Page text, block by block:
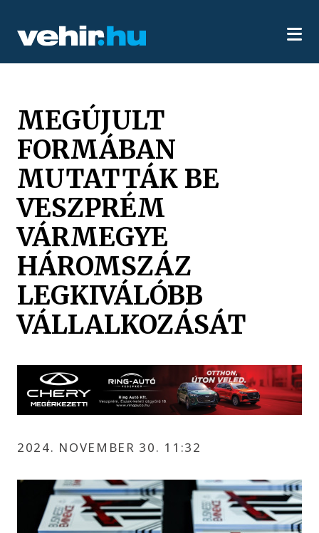
MEGÚJULT
FORMÁBAN
MUTATTÁK BE
VESZPRÉM
VÁRMEGYE
HÁROMSZÁZ
LEGKIVÁLÓBB
VÁLLALKOZÁSÁT
2024. NOVEMBER 30. 11:32